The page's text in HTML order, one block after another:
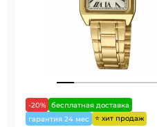
-20%
бесплатная доставка
гарантия 24 мес
⭐ хит продаж